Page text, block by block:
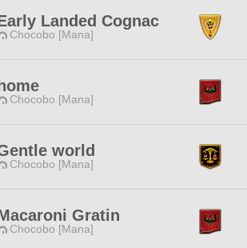
Landed Cognac
Chocobo [Mana]
home
Chocobo [Mana]
world
Chocobo [Mana]
Gratin
Chocobo [Mana]